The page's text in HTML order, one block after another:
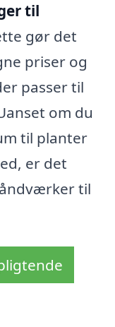
til
gør det
priser og
passer til
om du
til planter
er det
til